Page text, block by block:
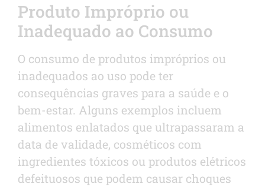
Produto Impróprio ou
Inadequado ao Consumo
O consumo de produtos impróprios ou
inadequados ao uso pode ter
consequências graves para a saúde e o
bem-estar. Alguns exemplos incluem
alimentos enlatados que ultrapassaram a
data de validade, cosméticos com
ingredientes tóxicos ou produtos elétricos
defeituosos que podem causar choques